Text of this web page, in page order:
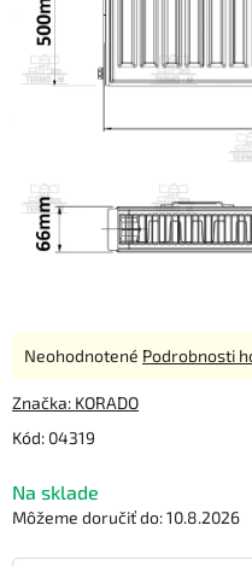
Kód: 04319
Na sklade
Môžeme doručiť do:10.8.2026
Priemerné
produktu
0,0
5
hviezdičiek.
Neohodnotené Podrobnosti
Značka: KORADO